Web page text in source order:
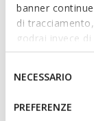
banner
di
godrai invece
base dei tuoi
altri strumenti
informazioni o
tue
del
consenso
NECESSARIO
PREFERENZE